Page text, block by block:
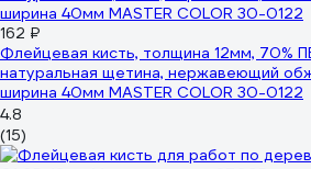
162 ₽
Флейцевая кисть, толщина 12мм, 70%
натуральная щетина, нержавеющий
ширина 40мм МASTER COLOR 30-0122
4.8
(15)